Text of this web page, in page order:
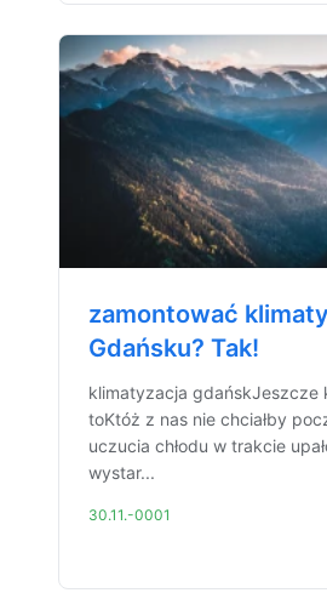
zamontować
Gdańsku? Tak!
klimatyzacja gdańskJeszcze
toKtóż z nas nie chciałby
uczucia chłodu w trakcie
wystar...
30.11.-0001